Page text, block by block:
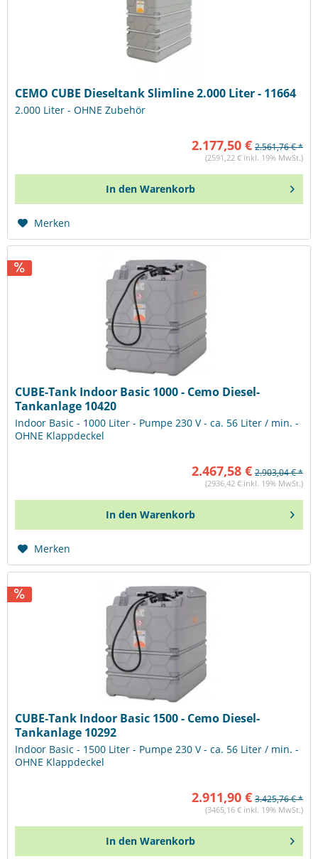
CEMO CUBE Dieseltank Slimline 2.000 Liter - 11664
2.000 Liter - OHNE Zubehör
2.177,50 € 2.561,76 € *
(2591,22 € inkl. 19% MwSt.)
In den Warenkorb
Merken
CUBE-Tank Indoor Basic 1000 - Cemo Diesel-
Tankanlage 10420
Indoor Basic - 1000 Liter - Pumpe 230 V - ca. 56 Liter / min. -
OHNE Klappdeckel
2.467,58 € 2.903,04 € *
(2936,42 € inkl. 19% MwSt.)
In den Warenkorb
Merken
CUBE-Tank Indoor Basic 1500 - Cemo Diesel-
Tankanlage 10292
Indoor Basic - 1500 Liter - Pumpe 230 V - ca. 56 Liter / min. -
OHNE Klappdeckel
2.911,90 € 3.425,76 € *
(3465,16 € inkl. 19% MwSt.)
In den Warenkorb